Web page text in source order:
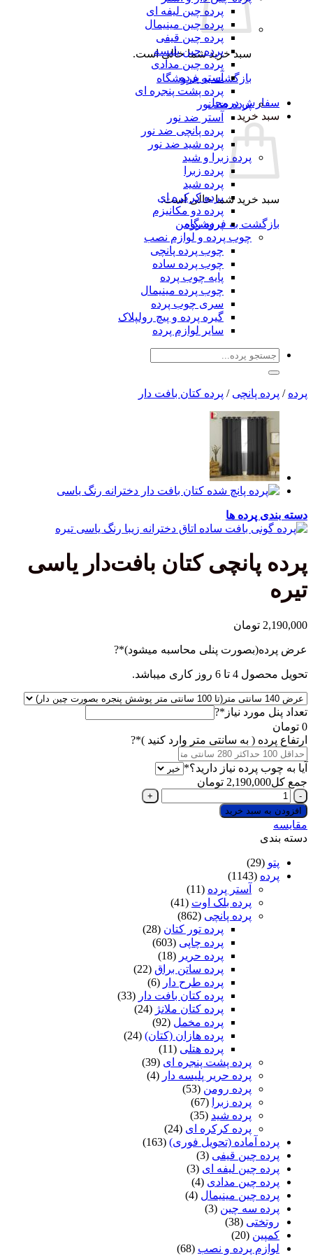
سبد خرید شما خالی است.
بازگشت به فروشگاه
سفارش درمحل
سبد خرید
سبد خرید شما خالی است.
بازگشت به فروشگاه
پرده چین لیفه ای
پرده چین مینیمال
پرده چین قیفی
پرده چین پلیسه
پرده چین مدادی
آستر پرده
پرده پشت پنجره ای
پرده ضد نور
آستر ضد نور
پرده پانچی ضد نور
پرده شید ضد نور
پرده زبرا و شید
پرده زبرا
پرده شید
پرده کرکره ای
پرده دو مکانیزم
پرده رومن
چوب پرده و لوازم نصب
چوب پرده پانچی
چوب پرده ساده
پایه چوب پرده
چوب پرده مینیمال
سری چوب پرده
گیره پرده و پیچ رولپلاک
سایر لوازم پرده
جستجو
پرده / پرده پانچی / پرده کتان بافت دار
دسته بندی پرده ها
پرده پانچی کتان بافت‌دار یاسی
تیره
2,190,000 تومان
عرض پرده(بصورت پنلی محاسبه میشود)*
(required)
?
تحویل محصول 4 تا 6 روز کاری میباشد.
تعداد پنل مورد نیاز*
(required)
?
تومان
ارتفاع پرده ( به سانتی متر وارد کنید ) *
(required)
?
آیا به چوب پرده نیاز دارید؟*
(required)
جمع کل 2,190,000 تومان
پرده
پانچی
کتان
بافت‌دار
تیره
عدد
افزودن به سبد خرید
مقایسه
دسته بندی
پتو (29)
پرده (1143)
آستر پرده (11)
پرده بلک اوت (41)
پرده پانچی (862)
پرده تور کتان (28)
پرده چاپی (603)
پرده حریر
پرده ساتن براق (22)
پرده طرح دار
پرده کتان بافت دار
پرده کتان ملانژ (24)
پرده مخمل (92)
پرده هازان (کتان) (24)
پرده هتلی (11)
پرده پشت پنجره ای (39)
پرده حریر پلیسه دار
پرده رومن (53)
پرده زبرا
پرده شید (35)
پرده کرکره ای (24)
پرده آماده (تحویل فوری) (163)
پرده چین قیفی (3)
پرده چین لیفه ای (3)
پرده چین مدادی (4)
پرده چین مینیمال (4)
پرده سه چین (3)
روتختی (38)
کمپین (20)
لوازم پرده و نصب (68)